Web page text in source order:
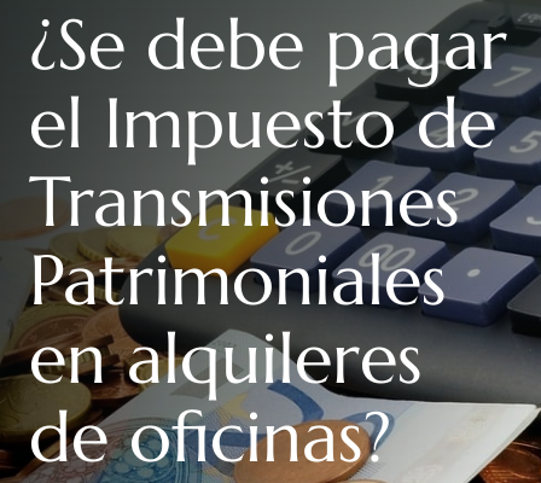
¿Se debe pagar
el Impuesto de
Transmisiones
Patrimoniales
en alquileres
de oficinas?